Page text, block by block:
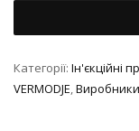
Категорії: Ін'єкційні
VERMODJE,Виробники